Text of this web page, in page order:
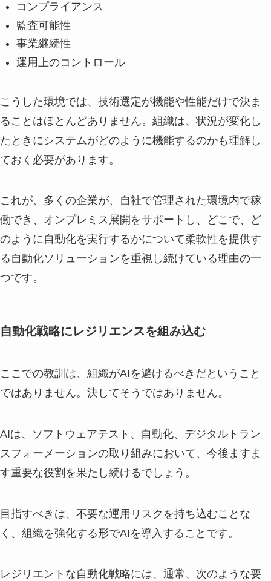
コンプライアンス
監査可能性
事業継続性
運用上のコントロール
こうした環境では、技術選定が機能や性能だけで決ま
ることはほとんどありません。組織は、状況が変化し
たときにシステムがどのように機能するのかも理解し
ておく必要があります。
これが、多くの企業が、自社で管理された環境内で稼
働でき、オンプレミス展開をサポートし、どこで、ど
のように自動化を実行するかについて柔軟性を提供す
る自動化ソリューションを重視し続けている理由の一
つです。
自動化戦略にレジリエンスを組み込む
ここでの教訓は、組織がAIを避けるべきだということ
ではありません。決してそうではありません。
AIは、ソフトウェアテスト、自動化、デジタルトラン
スフォーメーションの取り組みにおいて、今後ますま
す重要な役割を果たし続けるでしょう。
目指すべきは、不要な運用リスクを持ち込むことな
く、組織を強化する形でAIを導入することです。
レジリエントな自動化戦略には、通常、次のような要